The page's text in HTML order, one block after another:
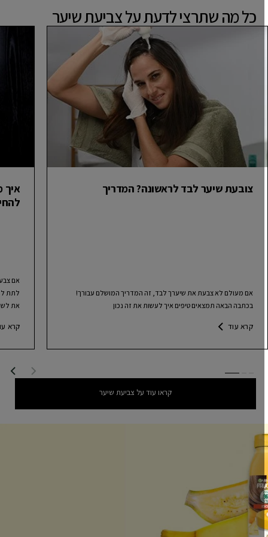
שיער עם כלי להדמיה וירטואלית שלנו.
שיער עשיר יותר.כל מה שתרצי לדעת על צביעת שיער
צובעת שיער לבד לראשונה? המדריך
אם מעולם לא צבעת את שיערך לבד, זה המדריך המושלם עבורך!
בכתבה הבאה תמצאים טיפים איך לעשות את זה נכון
קרא עוד
אם
לתת
את
קרא
SLIDE 1
קראו עוד על צביעת שיער